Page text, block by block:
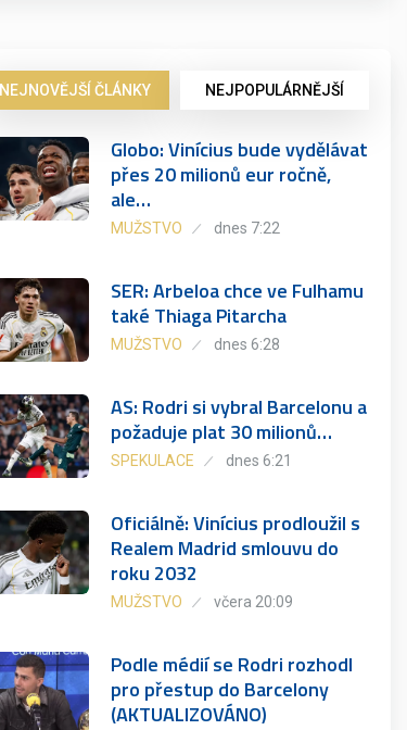
NEJNOVĚJŠÍ ČLÁNKY NEJPOPULÁRNĚJŠÍ
Globo: Vinícius bude vydělávat
přes 20 milionů eur ročně,
ale…
MUŽSTVO dnes 7:22
SER: Arbeloa chce ve Fulhamu
také Thiaga Pitarcha
MUŽSTVO dnes 6:28
AS: Rodri si vybral Barcelonu a
požaduje plat 30 milionů…
SPEKULACE dnes 6:21
Oficiálně: Vinícius prodloužil s
Realem Madrid smlouvu do
roku 2032
MUŽSTVO včera 20:09
Podle médií se Rodri rozhodl
pro přestup do Barcelony
(AKTUALIZOVÁNO)